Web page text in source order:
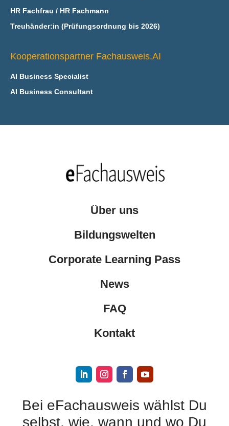
HR Fachfrau / HR Fachmann
Treuhänder:in (Prüfungsordnung bis 2026)
Kooperationspartner Fachausweis.AI
AI Business Specialist
AI Business Consultant
Über uns
Bildungswelten
Corporate Learning Pass
News
FAQ
Kontakt
Bei eFachausweis wählst Du
selbst, wie, wann und wo Du